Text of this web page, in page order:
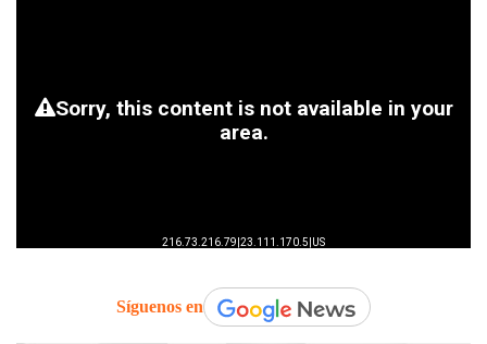
Síguenos en